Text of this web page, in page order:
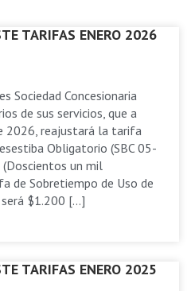
TARIFAS ENERO 2026
Sociedad Concesionaria
de sus servicios, que a
2026, reajustará la tarifa
Obligatorio (SBC 05-
un mil
de Sobretiempo de Uso de
será $1.200 […]
TARIFAS ENERO 2025